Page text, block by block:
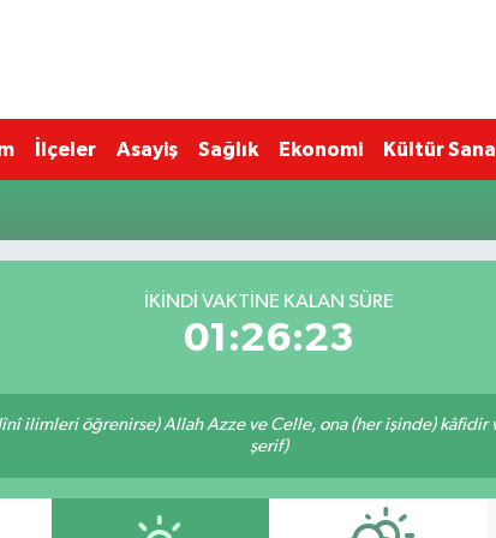
İlçeler Asayiş Sağlık Ekonomi Kültür
İKINDI VAKTINE KALAN SÜRE
01:26:23
ilimleri öğrenirse) Allah Azze ve Celle, ona (her işinde) kâfidir
şerif)